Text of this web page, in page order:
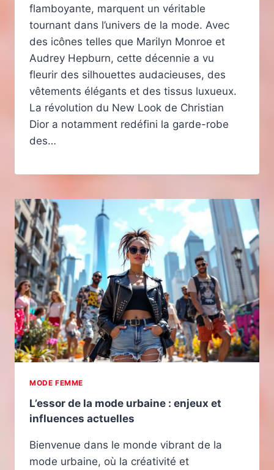
flamboyante, marquent un véritable
tournant dans l’univers de la mode. Avec
des icônes telles que Marilyn Monroe et
Audrey Hepburn, cette décennie a vu
fleurir des silhouettes audacieuses, des
vêtements élégants et des tissus luxueux.
La révolution du New Look de Christian
Dior a notamment redéfini la garde-robe
des…
MODE FEMME
L’essor de la mode urbaine : enjeux et
influences actuelles
Bienvenue dans le monde vibrant de la
mode urbaine, où la créativité et